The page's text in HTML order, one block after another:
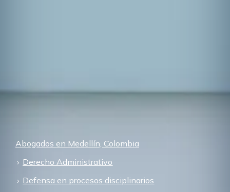
Abogados en Medellín, Colombia
Derecho Administrativo
Defensa en procesos disciplinarios